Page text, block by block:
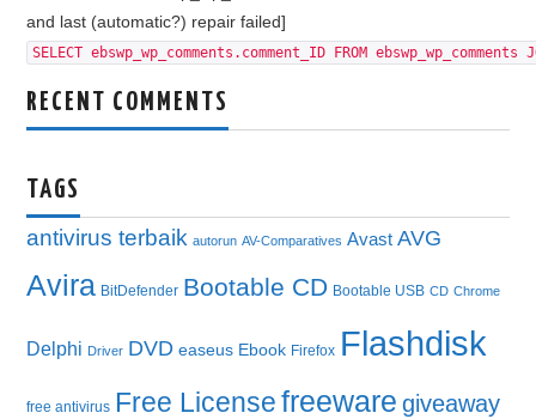
and last (automatic?) repair failed]
SELECT ebswp_wp_comments.comment_ID FROM
RECENT COMMENTS
TAGS
antivirus terbaik autorun AV-Comparatives Avast AVG
Avira BitDefender Bootable CD Bootable USB CD Chrome
Delphi Driver DVD easeus Ebook Firefox Flashdisk
free antivirus Free License freeware giveaway